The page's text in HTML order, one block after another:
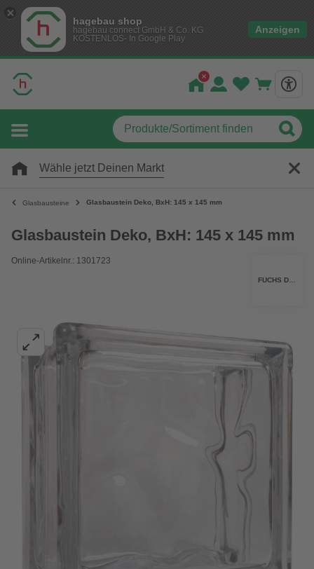
hagebau shop
hagebau connect GmbH & Co. KG
KOSTENLOS- In Google Play
Anzeigen
Wähle jetzt Deinen Markt
Glasbausteine Glasbaustein Deko, BxH: 145 x 145 mm
Glasbaustein Deko, BxH: 145 x 145 mm
Online-Artikelnr.: 1301723